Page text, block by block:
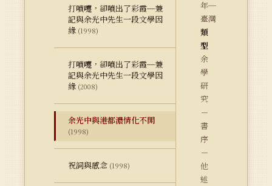
打噴嚏，卻噴出了彩霞─兼
記與余光中先生一段文學因
緣 (1998)
打噴嚏，卻噴出了彩霞─兼
記與余光中先生一段文學因
緣 (2008)
余光中與港都濃情化不開
(1998)
祝詞與感念 (1998)
年─
臺灣
類
型
余
學
研
究
－
書
序
－
他
述